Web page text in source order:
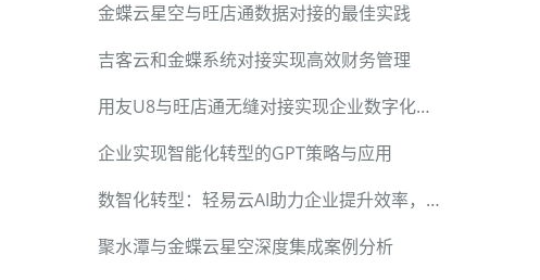
金蝶云星空与旺店通数据对接的最佳实践
吉客云和金蝶系统对接实现高效财务管理
用友U8与旺店通无缝对接实现企业数字化管理
企业实现智能化转型的GPT策略与应用
数智化转型：轻易云AI助力企业提升效率，迎接未来
聚水潭与金蝶云星空深度集成案例分析